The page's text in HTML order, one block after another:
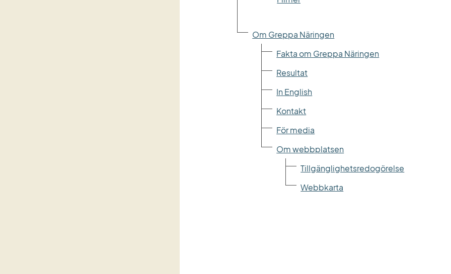
Om Greppa Näringen
Fakta om Greppa Näringen
Resultat
In English
Kontakt
För media
Om webbplatsen
Tillgänglighetsredogörelse
Webbkarta